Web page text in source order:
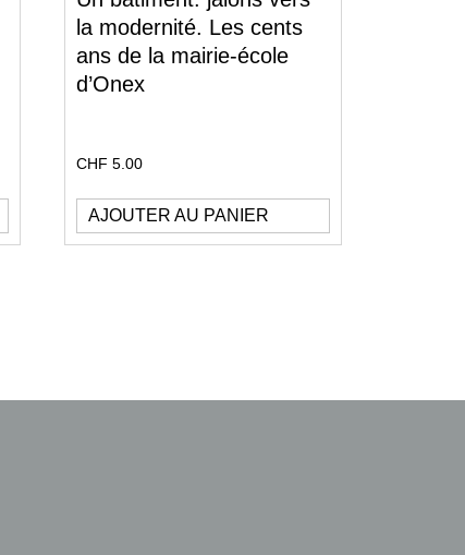
la modernité. Les cents
ans de la mairie-école
d’Onex
CHF 5.00
AJOUTER AU PANIER